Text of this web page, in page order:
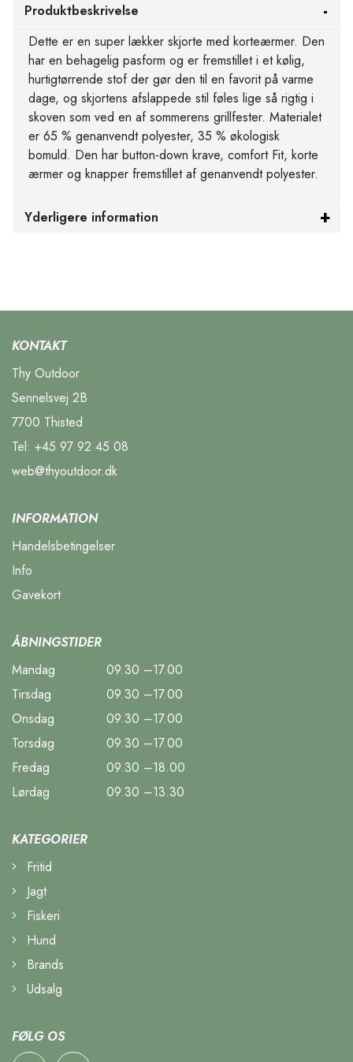
Produktbeskrivelse
Dette er en super lækker skjorte med korteærmer. Den
har en behagelig pasform og er fremstillet i et kølig,
hurtigtørrende stof der gør den til en favorit på varme
dage, og skjortens afslappede stil føles lige så rigtig i
skoven som ved en af sommerens grillfester. Materialet
er 65 % genanvendt polyester, 35 % økologisk
bomuld. Den har button-down krave, comfort Fit, korte
ærmer og knapper fremstillet af genanvendt polyester.
Yderligere information
KONTAKT
Thy Outdoor
Sennelsvej 2B
7700 Thisted
Tel: +45 97 92 45 08
web@thyoutdoor.dk
INFORMATION
Handelsbetingelser
Info
Gavekort
ÅBNINGSTIDER
Mandag
09.30 –17.00
Tirsdag
09.30 –17.00
Onsdag
09.30 –17.00
Torsdag
09.30 –17.00
Fredag
09.30 –18.00
Lørdag
09.30 –13.30
KATEGORIER
Fritid
Jagt
Fiskeri
Hund
Brands
Udsalg
FØLG OS